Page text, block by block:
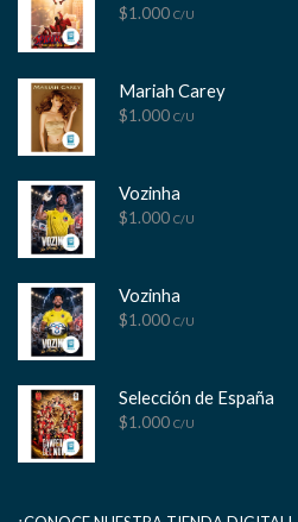
$1.000 C/U
Mariah Carey
$1.000 C/U
Vozinha
$1.000 C/U
Vozinha
$1.000 C/U
Selección de España
$1.000 C/U